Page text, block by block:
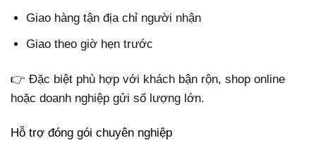
Giao hàng tận địa chỉ người nhận
Giao theo giờ hẹn trước
👉 Đặc biệt phù hợp với khách bận rộn, shop online
hoặc doanh nghiệp gửi số lượng lớn.
Hỗ trợ đóng gói chuyên nghiệp